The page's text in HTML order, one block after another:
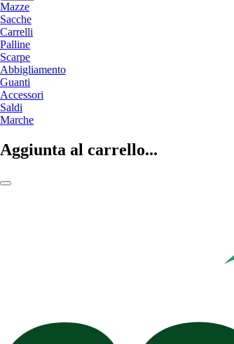
Mazze
Sacche
Carrelli
Palline
Scarpe
Abbigliamento
Guanti
Accessori
Saldi
Marche
Aggiunta al carrello...